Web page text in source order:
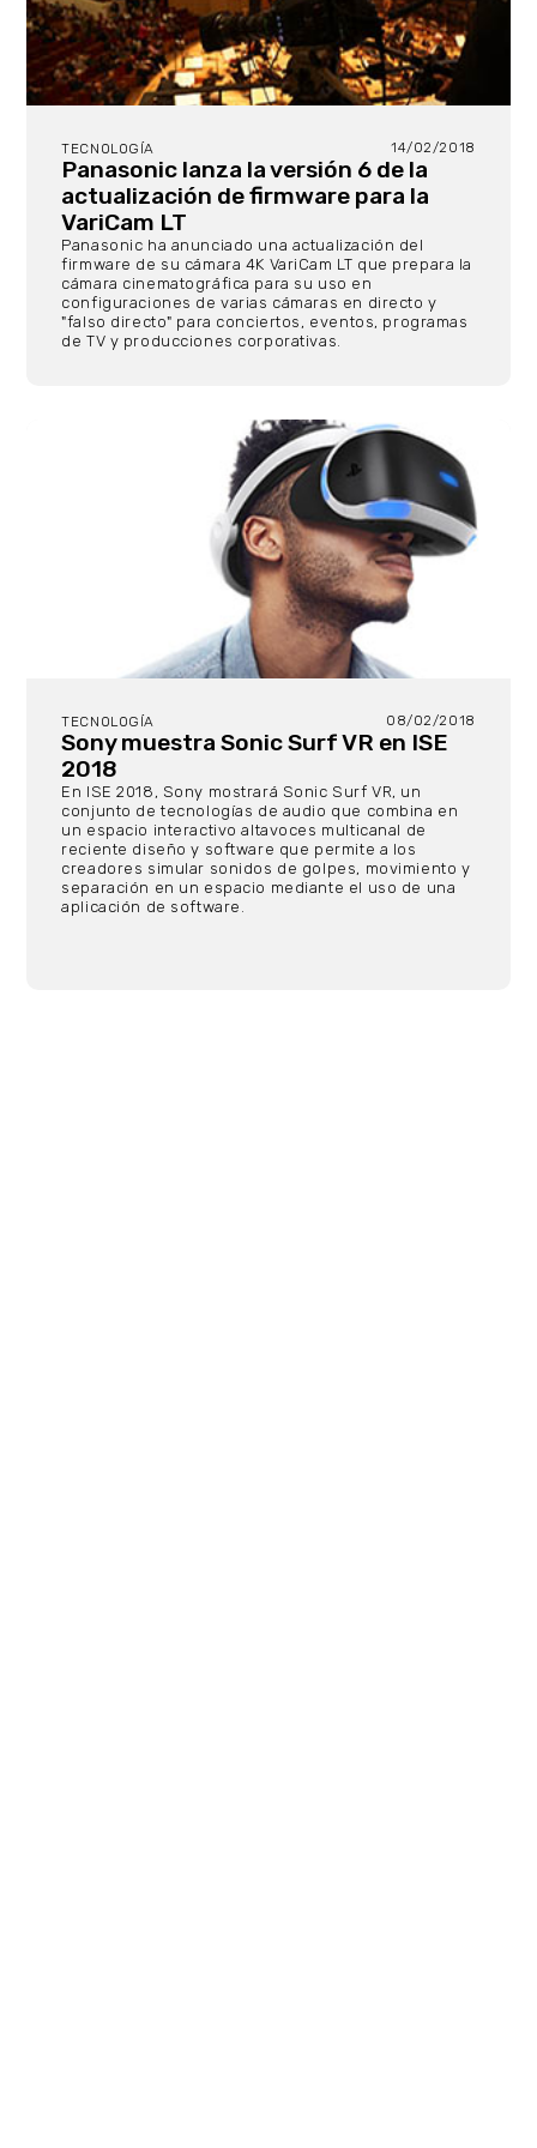
TECNOLOGÍA 14/02/2018
Panasonic lanza la versión 6 de la
actualización de firmware para la
VariCam LT
Panasonic ha anunciado una actualización del
firmware de su cámara 4K VariCam LT que prepara la
cámara cinematográfica para su uso en
configuraciones de varias cámaras en directo y
"falso directo" para conciertos, eventos, programas
de TV y producciones corporativas.
TECNOLOGÍA 08/02/2018
Sony muestra Sonic Surf VR en ISE
2018
En ISE 2018, Sony mostrará Sonic Surf VR, un
conjunto de tecnologías de audio que combina en
un espacio interactivo altavoces multicanal de
reciente diseño y software que permite a los
creadores simular sonidos de golpes, movimiento y
separación en un espacio mediante el uso de una
aplicación de software.